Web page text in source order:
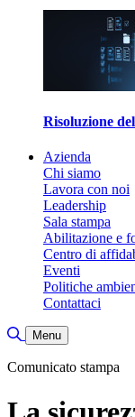
Risoluzione
Azienda
Chi siamo
Lavora con noi
Leadership
Sala stampa
Abilitazione e
Centro di
Eventi
Politiche
Contattaci
Attiva/disattiva
Menu
Comunicato stampa